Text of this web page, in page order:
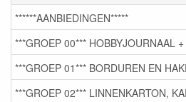
******AANBIEDINGEN*****
***GROEP 00*** HOBBYJOURNAAL
***GROEP 01*** BORDUREN EN
***GROEP 02*** LINNENKARTON,